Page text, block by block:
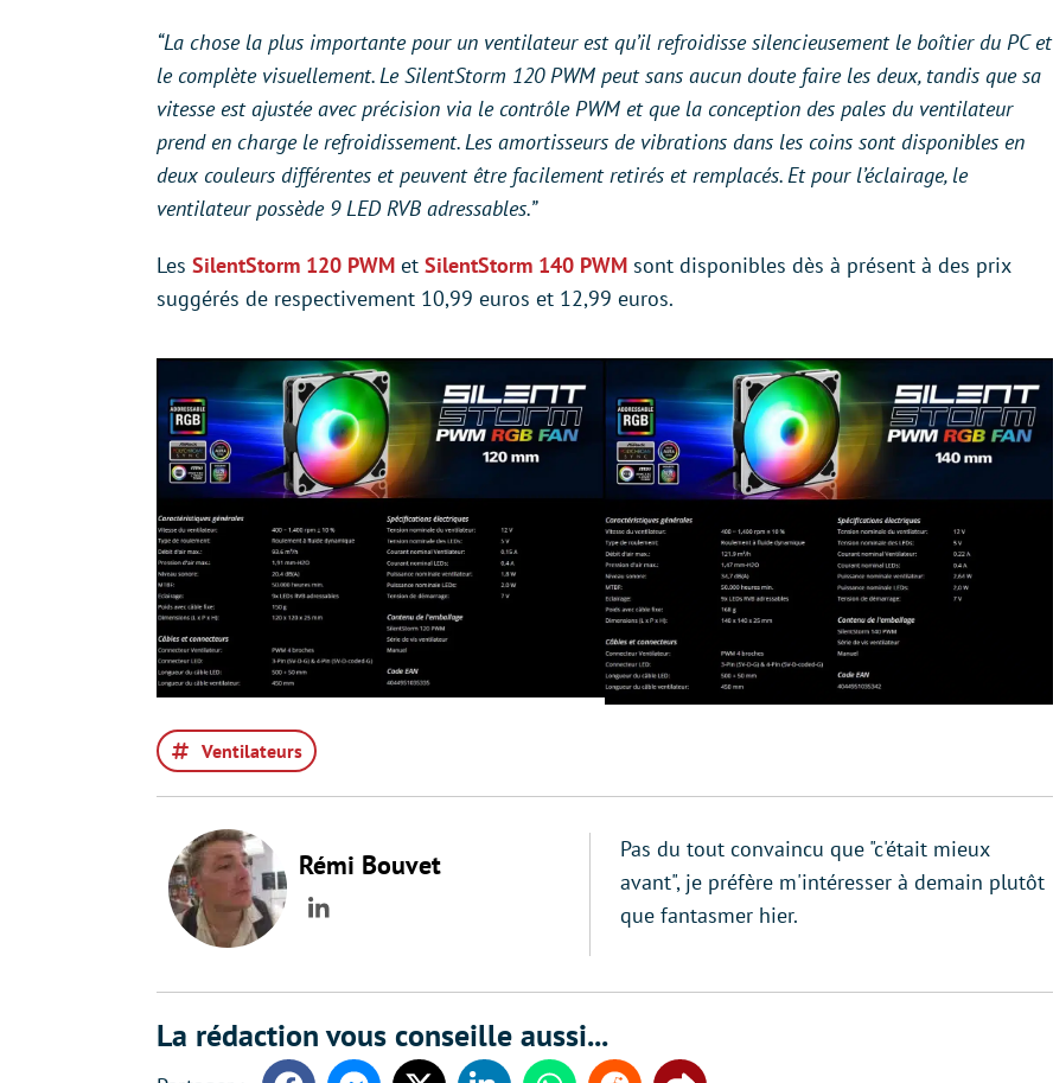
“La chose la plus importante pour un ventilateur est qu’il refroidisse silencieusement le boîtier du PC et
le complète visuellement. Le SilentStorm 120 PWM peut sans aucun doute faire les deux, tandis que sa
vitesse est ajustée avec précision via le contrôle PWM et que la conception des pales du ventilateur
prend en charge le refroidissement. Les amortisseurs de vibrations dans les coins sont disponibles en
deux couleurs différentes et peuvent être facilement retirés et remplacés. Et pour l’éclairage, le
ventilateur possède 9 LED RVB adressables.”
Les SilentStorm 120 PWM et SilentStorm 140 PWM sont disponibles dès à présent à des prix
suggérés de respectivement 10,99 euros et 12,99 euros.
Ventilateurs
Rémi Bouvet
LinkedIn
Pas du tout convaincu que "c'était mieux
avant", je préfère m'intéresser à demain plutôt
que fantasmer hier.
La rédaction vous conseille aussi...